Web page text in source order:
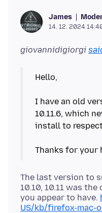
James
14. 12. 2024
giovannidigiorgi
Hello,
I have an old
10.11.6, which
install to
The last version to
10.10, 10.11 was
you appear to have.
US/kb/firefox-mac-